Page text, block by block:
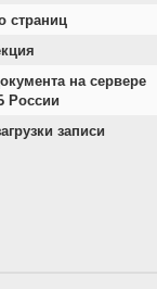
страниц
на сервере
России
записи